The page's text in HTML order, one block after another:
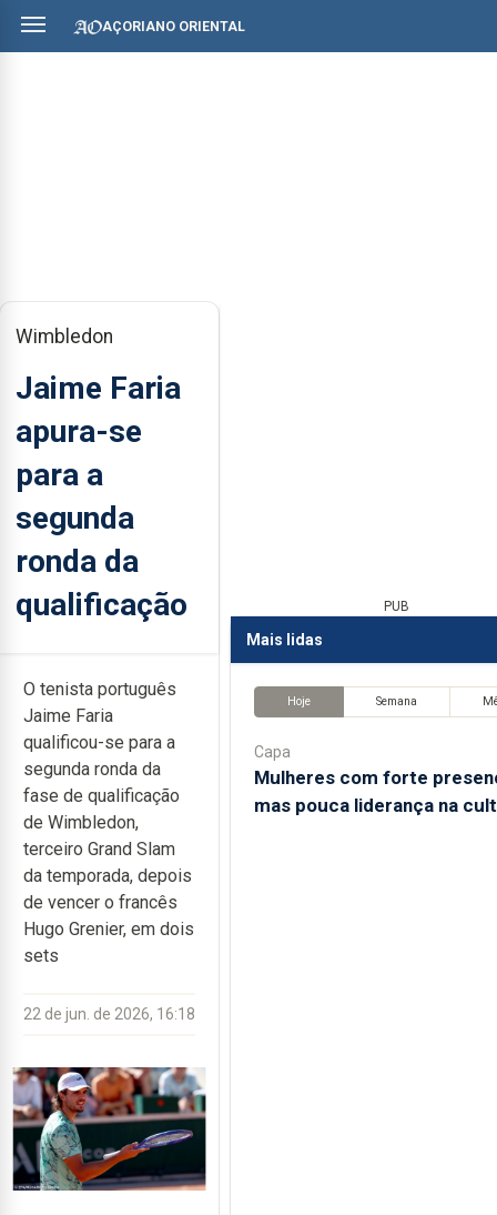
AÇORIANO ORIENTAL
Wimbledon
Jaime Faria
apura-se
para a
segunda
ronda da
qualificação
O tenista português
Jaime Faria
qualificou-se para a
segunda ronda da
fase de qualificação
de Wimbledon,
terceiro Grand Slam
da temporada, depois
de vencer o francês
Hugo Grenier, em dois
sets
22 de jun. de 2026, 16:18
PUB
Mais lidas
Hoje Semana
Capa
Mulheres com forte
mas pouca liderança na